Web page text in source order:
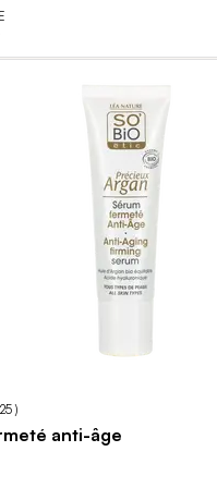
of
25 )
anti-âge